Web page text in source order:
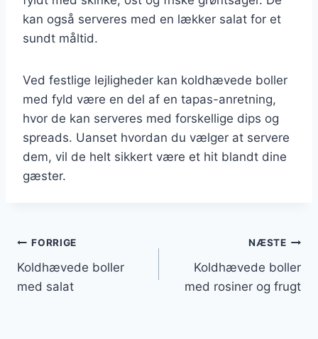
kan også serveres med en lækker salat for et
sundt måltid.
Ved festlige lejligheder kan koldhævede boller
med fyld være en del af en tapas-anretning,
hvor de kan serveres med forskellige dips og
spreads. Uanset hvordan du vælger at servere
dem, vil de helt sikkert være et hit blandt dine
gæster.
Indlægsnavigation
FORRIGE
Koldhævede boller
med salat
NÆSTE
Koldhævede boller
med rosiner og frugt